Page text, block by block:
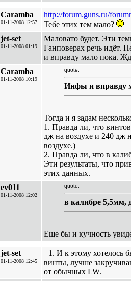
Caramba
01-11-2008 12:57
http://forum.guns.ru/
Тебе этих тем мало?
jet-set
01-11-2008 01:19
Маловато будет. Эти
Ганповерах речь идёт.
и вправду мало пока.
Caramba
01-11-2008 10:19
quote:
Инфы и вправду
Тогда и я задам
1. Правда ли, что
дж на воздухе и 240 дж
воздухе.)
2. Правда ли, что в
Эти результаты, что
этих данных.
ev011
01-11-2008 12:02
quote:
в калибре 5,5мм,
Еще бы и кучность
jet-set
01-11-2008 12:45
+1. И к этому хотелось
винты, лучше
от обычных LW.